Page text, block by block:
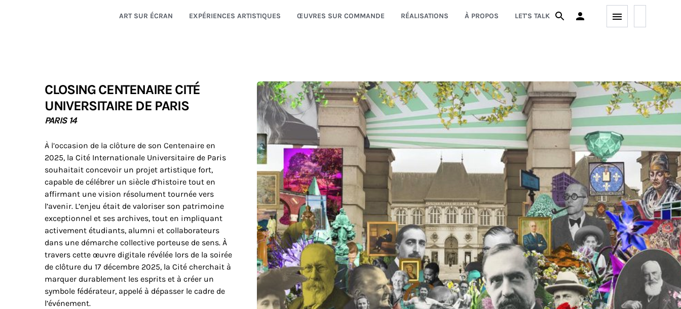
ART SUR ÉCRAN EXPÉRIENCES ARTISTIQUES ŒUVRES SUR COMMANDE RÉALISATIONS À PROPOS LET'S TALK
CLOSING CENTENAIRE CITÉ
UNIVERSITAIRE DE PARIS
PARIS 14
À l’occasion de la clôture de son Centenaire en
2025, la Cité Internationale Universitaire de Paris
souhaitait concevoir un projet artistique fort,
capable de célébrer un siècle d’histoire tout en
affirmant une vision résolument tournée vers
l’avenir. L’enjeu était de valoriser son patrimoine
exceptionnel et ses archives, tout en impliquant
activement étudiants, alumni et collaborateurs
dans une démarche collective porteuse de sens. À
travers cette œuvre digitale révélée lors de la soirée
de clôture du 17 décembre 2025, la Cité cherchait à
marquer durablement les esprits et à créer un
symbole fédérateur, appelé à dépasser le cadre de
l’événement.